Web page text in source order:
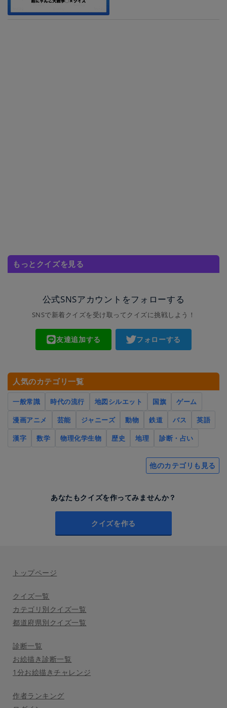
もっとクイズを見る
公式SNSアカウントをフォローする
SNSで新着クイズを受け取ってクイズに挑戦しよう！
友達追加する フォローする
人気のカテゴリ一覧
一般常識 時代の流行 地図シルエット 国旗
ゲーム
漫画アニメ
芸能 ジャニーズ 動物 鉄道 バス
英語
漢字
数学 物理化学生物 歴史 地理 診断・占い
他のカテゴリも見る
あなたもクイズを作ってみませんか？
クイズを作る
トップページ
クイズ一覧
カテゴリ別クイズ一覧
都道府県別クイズ一覧
診断一覧
お絵描き診断一覧
1分お絵描きチャレンジ
作者ランキング